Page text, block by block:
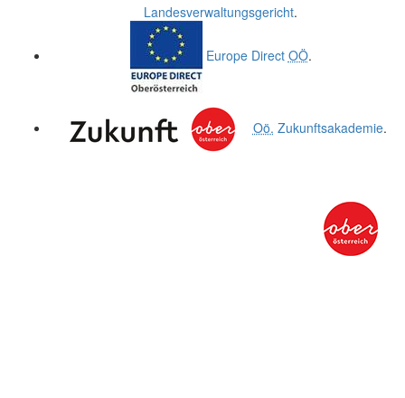
Landesverwaltungsgericht.
Europe Direct OÖ.
Oö. Zukunftsakademie.